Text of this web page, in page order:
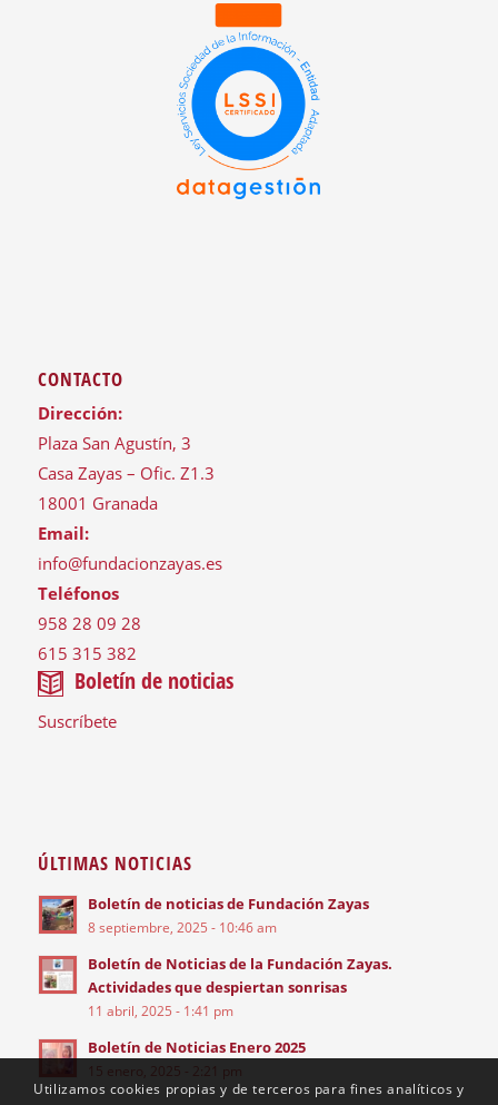
CONTACTO
Dirección:
Plaza San Agustín, 3
Casa Zayas – Ofic. Z1.3
18001 Granada
Email:
info@fundacionzayas.es
Teléfonos
958 28 09 28
615 315 382
Boletín de noticias
Suscríbete
ÚLTIMAS NOTICIAS
Boletín de noticias de Fundación Zayas
8 septiembre, 2025 - 10:46 am
Boletín de Noticias de la Fundación Zayas.
Actividades que despiertan sonrisas
11 abril, 2025 - 1:41 pm
Boletín de Noticias Enero 2025
15 enero, 2025 - 2:21 pm
Utilizamos cookies propias y de terceros para fines analíticos y